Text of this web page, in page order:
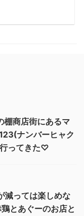
棚商店街にあるマ
ナンバーヒャク
ってきた♡
っては楽しめな
とあぐーのお店と